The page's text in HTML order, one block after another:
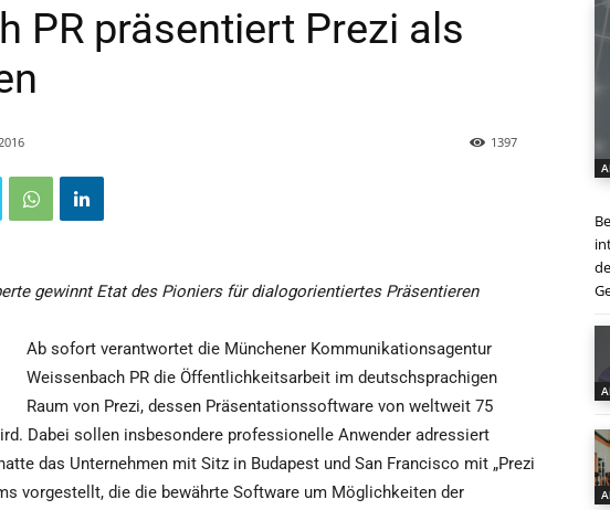
PR präsentiert Prezi als
1397
gewinnt Etat des Pioniers für dialogorientiertes Präsentieren
Ab sofort verantwortet die Münchener Kommunikationsagentur
Weissenbach PR die Öffentlichkeitsarbeit im deutschsprachigen
Raum von Prezi, dessen Präsentationssoftware von weltweit 75
Dabei sollen insbesondere professionelle Anwender adressiert
das Unternehmen mit Sitz in Budapest und San Francisco mit „Prezi
vorgestellt, die die bewährte Software um Möglichkeiten der